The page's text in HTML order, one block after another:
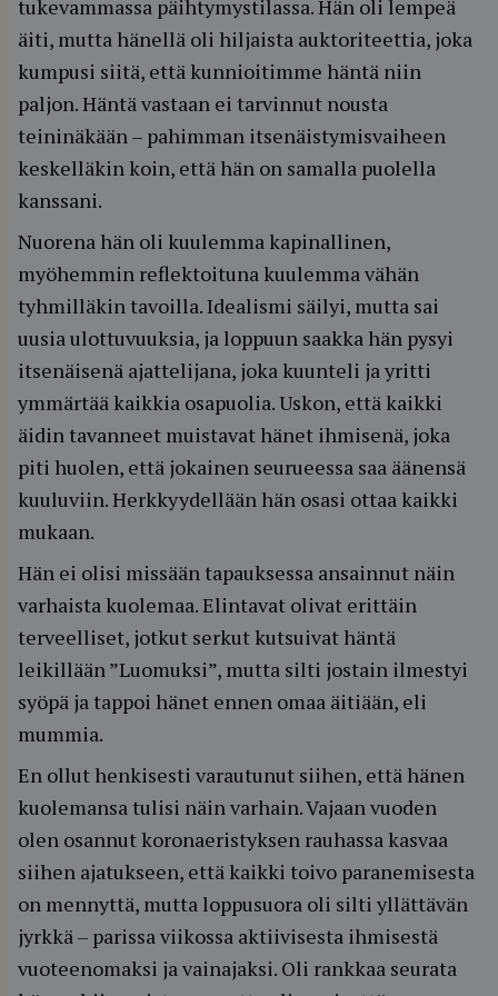
tukevammassa päihtymystilassa. Hän oli lempeä
äiti, mutta hänellä oli hiljaista auktoriteettia, joka
kumpusi siitä, että kunnioitimme häntä niin
paljon. Häntä vastaan ei tarvinnut nousta
teininäkään – pahimman itsenäistymisvaiheen
keskelläkin koin, että hän on samalla puolella
kanssani.
Nuorena hän oli kuulemma kapinallinen,
myöhemmin reflektoituna kuulemma vähän
tyhmilläkin tavoilla. Idealismi säilyi, mutta sai
uusia ulottuvuuksia, ja loppuun saakka hän pysyi
itsenäisenä ajattelijana, joka kuunteli ja yritti
ymmärtää kaikkia osapuolia. Uskon, että kaikki
äidin tavanneet muistavat hänet ihmisenä, joka
piti huolen, että jokainen seurueessa saa äänensä
kuuluviin. Herkkyydellään hän osasi ottaa kaikki
mukaan.
Hän ei olisi missään tapauksessa ansainnut näin
varhaista kuolemaa. Elintavat olivat erittäin
terveelliset, jotkut serkut kutsuivat häntä
leikillään ”Luomuksi”, mutta silti jostain ilmestyi
syöpä ja tappoi hänet ennen omaa äitiään, eli
mummia.
En ollut henkisesti varautunut siihen, että hänen
kuolemansa tulisi näin varhain. Vajaan vuoden
olen osannut koronaeristyksen rauhassa kasvaa
siihen ajatukseen, että kaikki toivo paranemisesta
on mennyttä, mutta loppusuora oli silti yllättävän
jyrkkä – parissa viikossa aktiivisesta ihmisestä
vuoteenomaksi ja vainajaksi. Oli rankkaa seurata